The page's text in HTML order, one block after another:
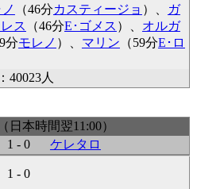
（46分カスティージョ ）、
ガ
ス （46分E･ゴメス ）、 オルガ
分モレノ ）、 マリン （59分E･ロ
40023人
日本時間翌11:00）
1 - 0
ケレタロ
1 - 0